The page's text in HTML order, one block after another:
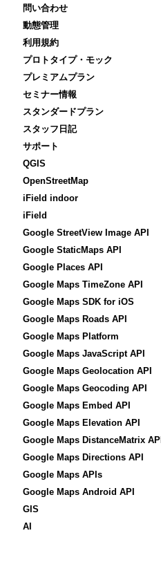
問い合わせ
動態管理
利用規約
プロトタイプ・モック
プレミアムプラン
セミナー情報
スタンダードプラン
スタッフ日記
サポート
QGIS
OpenStreetMap
iField indoor
iField
Google StreetView Image API
Google StaticMaps API
Google Places API
Google Maps TimeZone API
Google Maps SDK for iOS
Google Maps Roads API
Google Maps Platform
Google Maps JavaScript API
Google Maps Geolocation API
Google Maps Geocoding API
Google Maps Embed API
Google Maps Elevation API
Google Maps DistanceMatrix API
Google Maps Directions API
Google Maps APIs
Google Maps Android API
GIS
AI